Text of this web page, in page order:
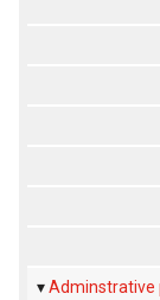
Adminstrative